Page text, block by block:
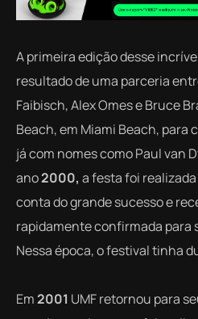
A primeira edição desse
resultado de uma parceria
Faibisch, Alex Omes e Bruce
Beach, em Miami Beach, para
já com nomes como Paul van
ano2000, a festa foi
conta do grande sucesso e
rapidamente confirmada para
Nessa época, o festival tinha
Em2001 UMF retornou para